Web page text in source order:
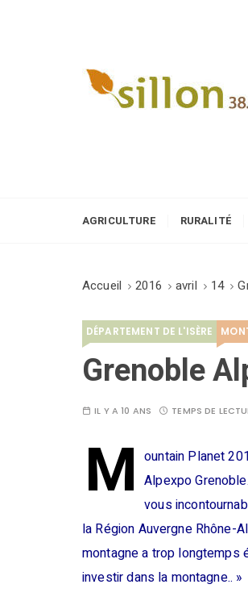
AGRICULTURE RURALITÉ
Accueil 2016 avril 14
DÉPARTEMENT DE L'ISÈRE
Grenoble
IL Y A 10 ANS TEMPS DE
M ountain Planet
Alpexpo
vous
la Région Auvergne Rhône-
montagne a trop longtemps
investir dans la montagne.. »